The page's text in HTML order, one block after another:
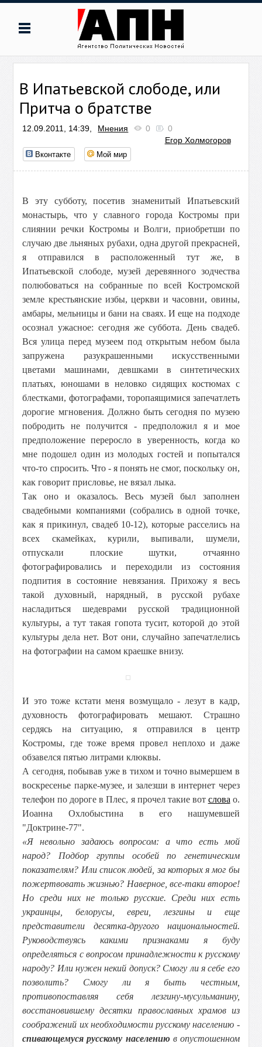
В Ипатьевской слободе, или
Притча о братстве
12.09.2011, 14:39, Мнения 0
0
Егор Холмогоров
Вконтакте Мой мир
В эту субботу, посетив знаменитый Ипатьевский
монастырь, что у славного города Костромы при
слиянии речки Костромы и Волги, приобретши по
случаю две льняных рубахи, одна другой прекрасней,
я отправился в расположенный тут же, в
Ипатьевской слободе, музей деревянного зодчества
полюбоваться на собранные по всей Костромской
земле крестьянские избы, церкви и часовни, овины,
амбары, мельницы и бани на сваях. И еще на подходе
осознал ужасное: сегодня же суббота. День свадеб.
Вся улица перед музеем под открытым небом была
запружена разукрашенными искусственными
цветами машинами, девшками в синтетических
платьях, юношами в неловко сидящих костюмах с
блестками, фотографами, торопаящимися запечатлеть
дорогие мгновения. Должно быть сегодня по музею
побродить не получится - предположил я и мое
предположение переросло в уверенность, когда ко
мне подошел один из молодых гостей и попытался
что-то спросить. Что - я понять не смог, поскольку он,
как говорит присловье, не вязал лыка.
Так оно и оказалось. Весь музей был заполнен
свадебными компаниями (собрались в одной точке,
как я прикинул, свадеб 10-12), которые расселись на
всех скамейках, курили, выпивали, шумели,
отпускали плоские шутки, отчаянно
фотографировались и переходили из состояния
подпития в состояние невязания. Прихожу я весь
такой духовный, нарядный, в русской рубахе
насладиться шедеврами русской традиционной
культуры, а тут такая гопота тусит, которой до этой
культуры дела нет. Вот они, случайно запечатлелись
на фотографии на самом краешке внизу.
И это тоже кстати меня возмущало - лезут в кадр,
духовность фотографировать мешают. Страшно
сердясь на ситуацию, я отправился в центр
Костромы, где тоже время провел неплохо и даже
обзавелся пятью литрами клюквы.
А сегодня, побывав уже в тихом и точно вымершем в
воскресенье парке-музее, и залезши в интернет через
телефон по дороге в Плес, я прочел такие вот слова о.
Иоанна Охлобыстина в его нашумевшей
"Доктрине-77".
«Я невольно задаюсь вопросом: а что есть мой
народ? Подбор группы особей по генетическим
показателям? Или список людей, за которых я мог бы
пожертвовать жизнью? Наверное, все-таки второе!
Но среди них не только русские. Среди них есть
украинцы, белорусы, евреи, лезгины и еще
представители десятка-другого национальностей.
Руководствуясь какими признаками я буду
определяться с вопросом принадлежности к русскому
народу? Или нужен некий допуск? Смогу ли я себе его
позволить? Смогу ли я быть честным,
противопоставляя себя лезгину-мусульманину,
восстановившему десятки православных храмов из
соображений их необходимости русскому населению -
спивающемуся русскому населению в опустошенном